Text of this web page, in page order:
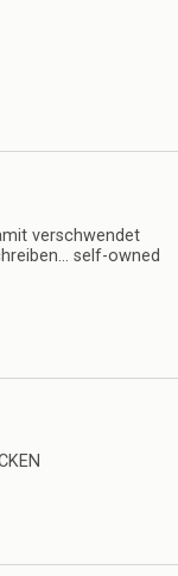
verschwendet
self-owned